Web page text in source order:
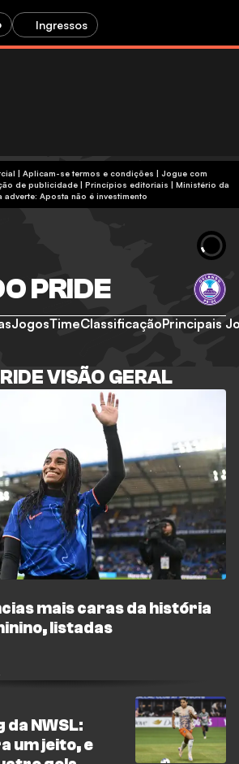
Ingressos
de publicidade| Princípios editoriais | Ministério da
adverte: Aposta não é investimento
PRIDE
JogosTimeClassificaçãoPrincipais
VISÃO GERAL
mais caras da história
listadas
NWSL:
um jeito, e